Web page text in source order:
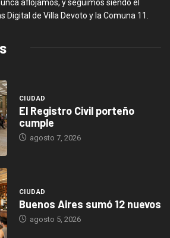
aflojamos, y seguimos siendo el
Digital de Villa Devoto y la Comuna 11.
CIUDAD
El Registro Civil porteño
cumple
agosto 7, 2026
CIUDAD
Buenos Aires sumó 12 nuevos
agosto 5, 2026